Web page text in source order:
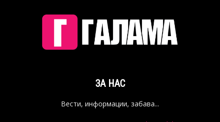
ЗА НАС
Вести, информации, забава...